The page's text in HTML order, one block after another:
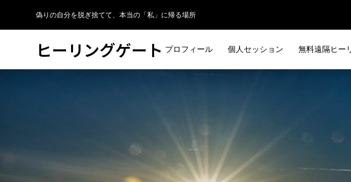
偽りの自分を脱ぎ捨てて、本当の「私」に帰る場所
ヒーリングゲート プロフィール 個人セッション 無料遠隔ヒー